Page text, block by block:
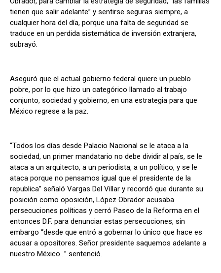
tienen que salir adelante” y sentirse seguras siempre, a
cualquier hora del día, porque una falta de seguridad se
traduce en un perdida sistemática de inversión extranjera,
subrayó.
Aseguró que el actual gobierno federal quiere un pueblo
pobre, por lo que hizo un categórico llamado al trabajo
conjunto, sociedad y gobierno, en una estrategia para que
México regrese a la paz.
“Todos los días desde Palacio Nacional se le ataca a la
sociedad, un primer mandatario no debe dividir al país, se le
ataca a un arquitecto, a un periodista, a un político, y se le
ataca porque no pensamos igual que el presidente de la
republica” señaló Vargas Del Villar y recordó que durante su
posición como oposición, López Obrador acusaba
persecuciones políticas y cerró Paseo de la Reforma en el
entonces D.F. para denunciar estas persecuciones, sin
embargo “desde que entró a gobernar lo único que hace es
acusar a opositores. Señor presidente saquemos adelante a
nuestro México…” sentenció.